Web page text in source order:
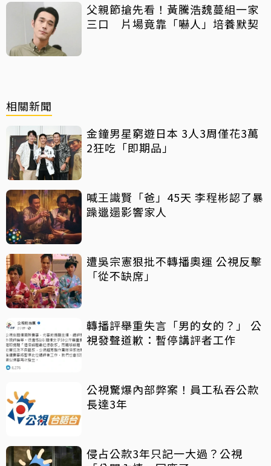
父親節搶先看！黃騰浩魏蔓組一家
三口 片場竟靠「嚇人」培養默契
相關新聞
金鐘男星窮遊日本 3人3周僅花3萬
2狂吃「即期品」
喊王識賢「爸」45天 李程彬認了暴
躁邋遢影響家人
遭吳宗憲狠批不轉播奧運 公視反擊
「從不缺席」
轉播評舉重失言「男的女的？」 公
視發聲道歉：暫停講評者工作
公視驚爆內部弊案！員工私吞公款
長達3年
侵占公款3年只記一大過？公視